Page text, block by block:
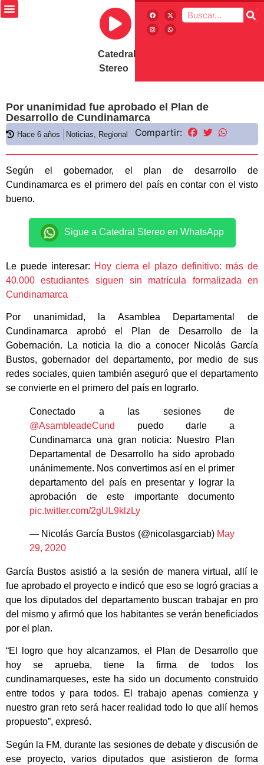
Catedral
Stereo
Por unanimidad fue aprobado el Plan de
Desarrollo de Cundinamarca
Hace 6 años Noticias Regional Compartir:
Según el gobernador, el plan de desarrollo de
Cundinamarca es el primero del país en contar con el visto
bueno.
Sigue a Catedral Stereo en WhatsApp
Le puede interesar: Hoy cierra el plazo definitivo: más de
40.000 estudiantes siguen sin matrícula formalizada en
Cundinamarca
Por unanimidad, la Asamblea Departamental de
Cundinamarca aprobó el Plan de Desarrollo de la
Gobernación. La noticia la dio a conocer Nicolás García
Bustos, gobernador del departamento, por medio de sus
redes sociales, quien también aseguró que el departamento
se convierte en el primero del país en lograrlo.
Conectado a las sesiones de
@AsambleadeCund
puedo darle a
Cundinamarca una gran noticia: Nuestro Plan
Departamental de Desarrollo ha sido aprobado
unánimemente. Nos convertimos así en el primer
departamento del país en presentar y lograr la
aprobación de este importante documento
pic.twitter.com/2gUL9klzLy
— Nicolás García Bustos (@nicolasgarciab) May
29, 2020
García Bustos asistió a la sesión de manera virtual, allí le
fue aprobado el proyecto e indicó que eso se logró gracias a
que los diputados del departamento buscan trabajar en pro
del mismo y afirmó que los habitantes se verán beneficiados
por el plan.
“El logro que hoy alcanzamos, el Plan de Desarrollo que
hoy se aprueba, tiene la firma de todos los
cundinamarqueses, este ha sido un documento construido
entre todos y para todos. El trabajo apenas comienza y
nuestro gran reto será hacer realidad todo lo que allí hemos
propuesto”, expresó.
Según la FM, durante las sesiones de debate y discusión de
ese proyecto, varios diputados que asistieron de forma